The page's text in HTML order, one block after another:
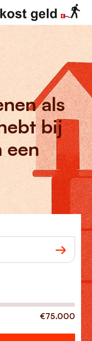
als
bij
een
€75.000